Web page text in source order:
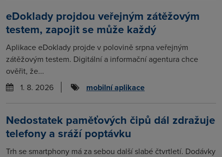
eDoklady projdou veřejným zátěžovým
testem, zapojit se může každý
Aplikace eDoklady projde v polovině srpna veřejným
zátěžovým testem. Digitální a informační agentura chce
ověřit, že...
1. 8. 2026
mobilní aplikace
Nedostatek paměťových čipů dál zdražuje
telefony a sráží poptávku
Trh se smartphony má za sebou další slabé čtvrtletí. Dodávky